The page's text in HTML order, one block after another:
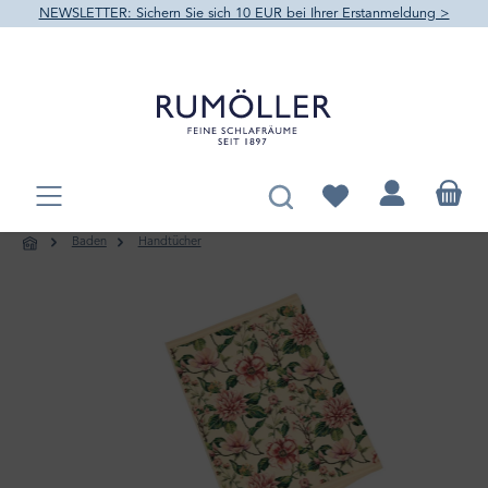
springen
NEWSLETTER: Sichern Sie sich 10 EUR bei Ihrer Erstanmeldung >
Du hast 0 Produkte
Baden Handtücher